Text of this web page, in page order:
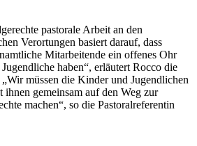
pastorale Arbeit an den
Verortungen basiert darauf, dass
Mitarbeitende ein offenes Ohr
haben“, erläutert Rocco die
müssen die Kinder und Jugendlichen
ihnen gemeinsam auf den Weg zur
machen“, so die Pastoralreferentin